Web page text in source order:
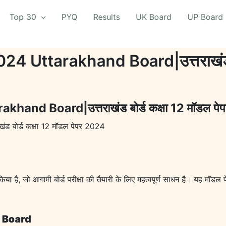
Top 30 PYQ Results UK Board UP Board
Uttarakhand Board|उत्तराखंड
Board|उत्तराखंड बोर्ड कक्षा 12 मॉडल
कक्षा 12 मॉडल पेपर 2024
जो आगामी बोर्ड परीक्षा की तैयारी के लिए महत्वपूर्ण साधन है। यह मॉडल